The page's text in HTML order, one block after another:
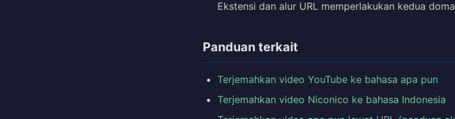
Ekstensi dan alur URL memperlakukan kedua
Panduan terkait
Terjemahkan video YouTube ke bahasa apa pun
Terjemahkan video Niconico ke bahasa Indonesia